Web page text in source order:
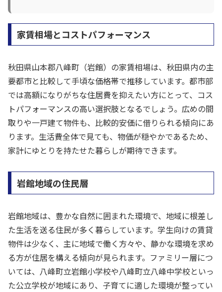
家賃相場とコストパフォーマンス
秋田県山本郡八峰町（岩館）の家賃相場は、秋田県内の主
要都市と比較して手頃な価格帯で推移しています。都市部
では高額になりがちな住居費を抑えたい方にとって、コス
トパフォーマンスの高い選択肢となるでしょう。広めの間
取りや一戸建て物件も、比較的安価に借りられる傾向にあ
ります。生活費全体で見ても、物価が穏やかであるため、
家計にゆとりを持たせた暮らしが期待できます。
岩館地域の住民層
岩館地域は、豊かな自然に囲まれた環境で、地域に根差し
た生活を送る住民が多く暮らしています。学生向けの賃貸
物件は少なく、主に地域で働く方々や、静かな環境を求め
る方が住居を構える傾向が見られます。ファミリー層につ
いては、八峰町立岩館小学校や八峰町立八峰中学校といっ
た公立学校が地域にあり、子育てに適した環境が整ってい